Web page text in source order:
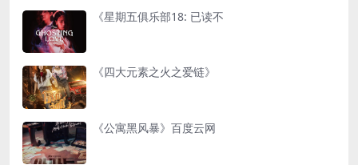
《星期五俱乐部18: 已读不
《四大元素之火之爱链》
《公寓黑风暴》百度云网